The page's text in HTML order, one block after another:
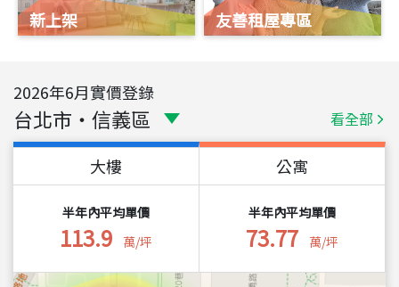
新上架 友善租屋專區
2026年6月實價登錄
台北市 ・ 信義區 看全部
大樓
半年內平均單價
113.9 萬/坪
公寓
半年內平均單價
73.77 萬/坪